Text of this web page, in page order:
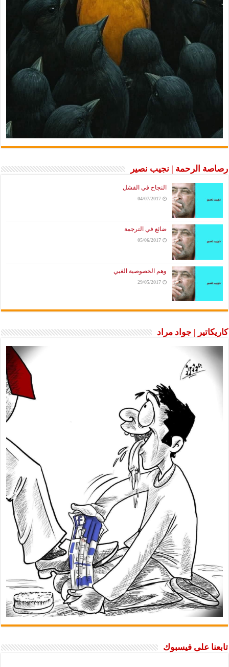
رصاصة الرحمة | نجيب نصير
النجاح في الفشل
04/07/2017
ضائع في الترجمة
05/06/2017
وهم الخصوصية الغبي
29/05/2017
كاريكاتير | جواد مراد
تابعنا على فيسبوك